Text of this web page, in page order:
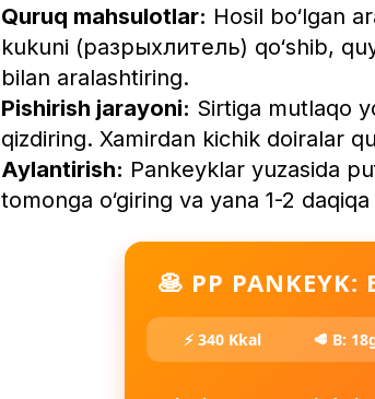
Quruq mahsulotlar: Hosil bo‘lgan
kukuni (разрыхлитель) qo‘shib,
bilan aralashtiring.
Pishirish jarayoni: Sirtiga mutlaqo
qizdiring. Xamirdan kichik doiralar
Aylantirish: Pankeyklar yuzasida
tomonga o‘giring va yana 1-2
🥞 PP PANKEYK:
⚡ 340 Kkal 🥩 B: